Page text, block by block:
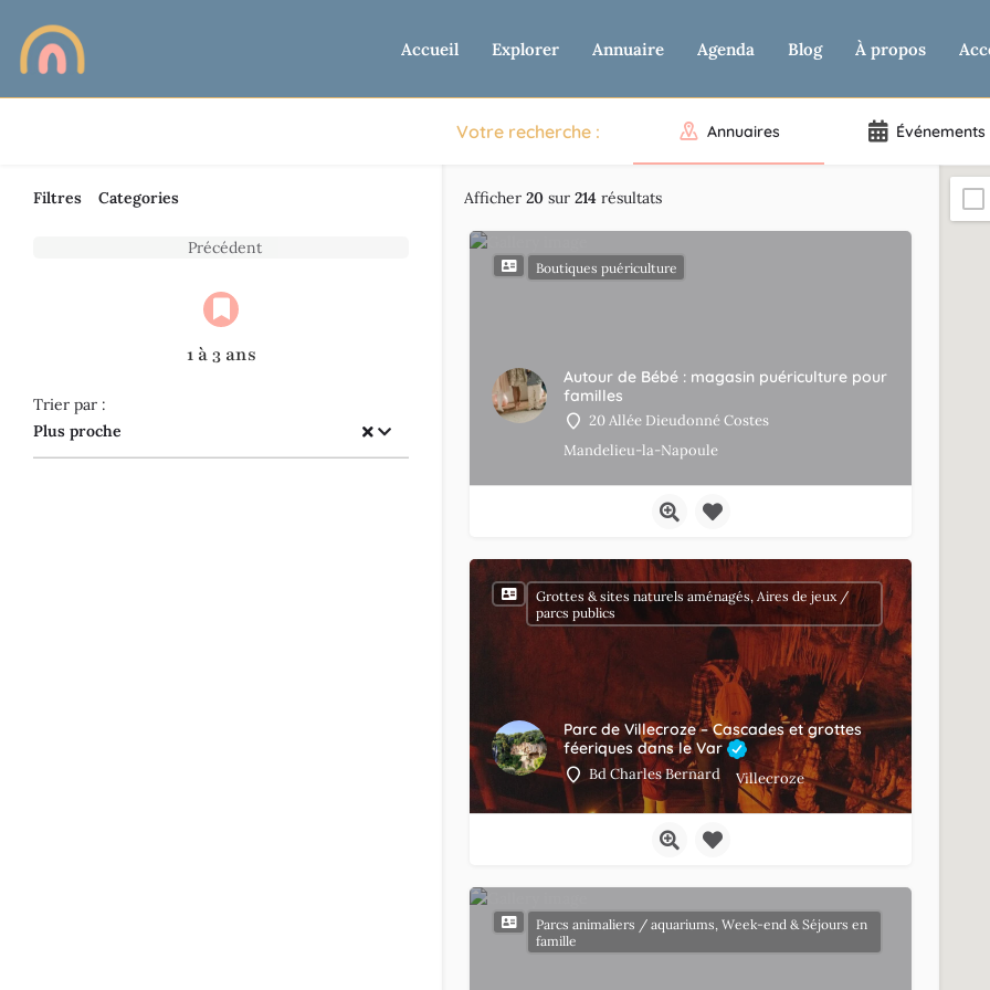
Accueil Explorer Annuaire Agenda Blog À propos
Votre recherche : Annuaires Événements
Filtres Categories
Précédent
1 à 3 ans
Plus proche
Trier par :
Afficher 20 sur 214 résultats
Autour de Bébé : magasin puériculture pour
familles
20 Allée Dieudonné Costes
Mandelieu-la-Napoule
Boutiques puériculture
Parc de Villecroze – Cascades et grottes
féeriques dans le Var
Bd Charles Bernard Villecroze
Grottes & sites naturels aménagés, Aires de jeux /
parcs publics
Parcs animaliers / aquariums, Week-end & Séjours en
famille